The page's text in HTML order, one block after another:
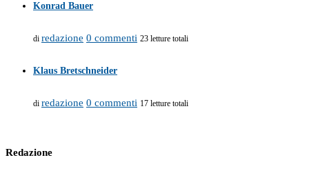
Konrad Bauer
di redazione 0 commenti 23 letture totali
Klaus Bretschneider
di redazione 0 commenti 17 letture totali
Redazione